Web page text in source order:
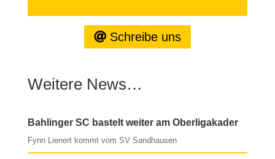
Schreibe uns
Weitere News…
Bahlinger SC bastelt weiter am Oberligakader
Fynn Lienert kommt vom SV Sandhausen